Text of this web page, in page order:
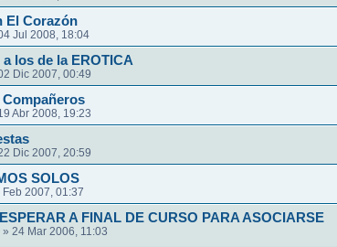
El Corazón
Jul 2008, 18:04
los de la EROTICA
Dic 2007, 00:49
Compañeros
Abr 2008, 19:23
Dic 2007, 20:59
SOLOS
Feb 2007, 01:37
A FINAL DE CURSO PARA ASOCIARSE
» 24 Mar 2006, 11:03